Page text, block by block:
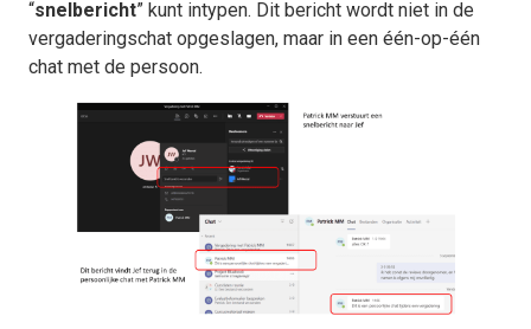
“snelbericht” kunt intypen. Dit bericht wordt niet in de
vergaderingschat opgeslagen, maar in een één-op-één
chat met de persoon.